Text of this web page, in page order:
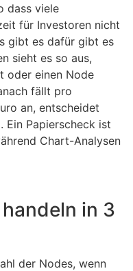
dass viele
für Investoren nicht
gibt es dafür gibt es
sieht es so aus,
oder einen Node
fällt pro
an, entscheidet
Ein Papierscheck ist
Chart-Analysen
in 3
der Nodes, wenn